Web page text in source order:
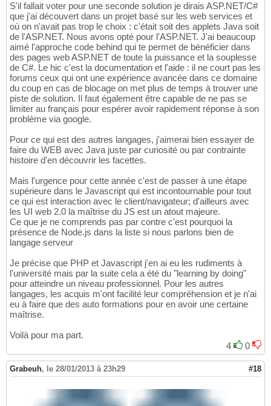
S'il fallait voter pour une seconde solution je dirais ASP.NET/C#
que j'ai découvert dans un projet basé sur les web services et
où on n'avait pas trop le choix : c'était soit des applets Java soit
de l'ASP.NET. Nous avons opté pour l'ASP.NET. J'ai beaucoup
aimé l'approche code behind qui te permet de bénéficier dans
des pages web ASP.NET de toute la puissance et la souplesse
de C#. Le hic c'est la documentation et l'aide : il ne court pas les
forums ceux qui ont une expérience avancée dans ce domaine
du coup en cas de blocage on met plus de temps à trouver une
piste de solution. Il faut également être capable de ne pas se
limiter au français pour espérer avoir rapidement réponse à son
problème via google.
Pour ce qui est des autres langages, j'aimerai bien essayer de
faire du WEB avec Java juste par curiosité ou par contrainte
histoire d'en découvrir les facettes.
Mais l'urgence pour cette année c'est de passer à une étape
supérieure dans le Javascript qui est incontournable pour tout
ce qui est interaction avec le client/navigateur; d'ailleurs avec
les UI web 2.0 la maîtrise du JS est un atout majeure.
Ce que je ne comprends pas par contre c'est pourquoi la
présence de Node.js dans la liste si nous parlons bien de
langage serveur
Je précise que PHP et Javascript j'en ai eu les rudiments à
l'université mais par la suite cela a été du "learning by doing"
pour atteindre un niveau professionnel. Pour les autres
langages, les acquis m'ont facilité leur compréhension et je n'ai
eu à faire que des auto formations pour en avoir une certaine
maîtrise.
Voilà pour ma part.
4
0
Grabeuh, le 28/01/2013 à 23h29 #18